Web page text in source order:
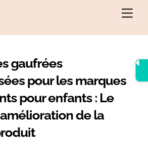
gaufrées
pour les marques
pour enfants : Le
de la